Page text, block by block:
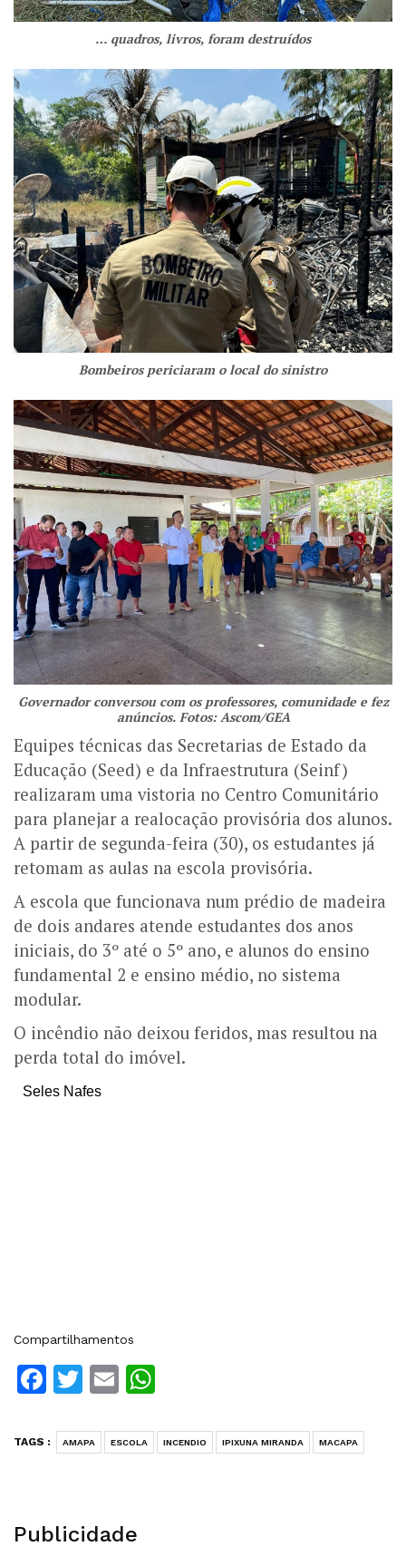
… quadros, livros, foram destruídos
Bombeiros periciaram o local do sinistro
Governador conversou com os professores, comunidade e fez
anúncios. Fotos: Ascom/GEA
Equipes técnicas das Secretarias de Estado da
Educação (Seed) e da Infraestrutura (Seinf)
realizaram uma vistoria no Centro Comunitário
para planejar a realocação provisória dos alunos.
A partir de segunda-feira (30), os estudantes já
retomam as aulas na escola provisória.
A escola que funcionava num prédio de madeira
de dois andares atende estudantes dos anos
iniciais, do 3º até o 5º ano, e alunos do ensino
fundamental 2 e ensino médio, no sistema
modular.
O incêndio não deixou feridos, mas resultou na
perda total do imóvel.
Seles Nafes
Compartilhamentos
Facebook
Twitter
Email
TAGS : AMAPA ESCOLA INCENDIO IPIXUNA MIRANDA MACAPA
Publicidade